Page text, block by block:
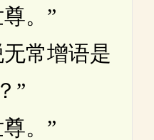
。”
常增语是
”
。”